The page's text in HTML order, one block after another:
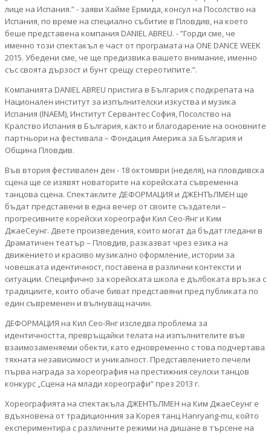
лице на Испания.” - заяви Хайме Ермида, консул на Посолство на
Испания, по време на специално събитие в Пловдив, на което
беше представена компания DANIEL ABREU. - ”Горди сме, че
именно този спектакъл е част от програмата на ONE DANCE WEEK
2015. Убедени сме, че ще предизвика вашето внимание, именно
със своята дързост и бунт срещу стереотипите.”.
Компанията DANIEL ABREU пристига в България с подкрепата на
Национален институт за изпълнителски изкуства и музика
Испания (INAEM), Институт Сервантес София, Посолство на
Кралство Испания в България, както и благодарение на основните
партньори на фестивала – Фондация Америка за България и
Община Пловдив.
Във втория фестивален ден - 18 октомври (неделя), на пловдивска
сцена ще се изявят новаторите на корейската съвременна
танцова сцена. Спектаклите ДЕФОРМАЦИЯ и ДЖЕНТЪЛМЕН ще
бъдат представени в една вечер от своите създатели –
прогресивните корейски хореографи Кил Сео-Янг и Ким
ДжаеСеунг. Двете произведения, които могат да бъдат гледани в
Драматичен театър – Пловдив, разказват чрез езика на
движението и красиво музикално оформление, истории за
човешката идентичност, поставена в различни контексти и
ситуации. Специфично за корейската школа е дълбоката връзка с
традициите, които обаче биват представяни пред публиката по
един съвременен и вълнуващ начин.
ДЕФОРМАЦИЯ на Кил Сео-Янг изследва проблема за
идентичността, превръщайки телата на изпълнителите във
взаимозаменяеми обекти, като едновременно с това подчертава
тяхната независимост и уникалност. Представлението печели
първа награда за хореография на престижния сеулски танцов
конкурс „Сцена на млади хореографи“ през 2013 г.
Хореографията на спектакъла ДЖЕНТЪЛМЕН на Ким ДжаеСеунг е
вдъхновена от традиционния за Корея танц Hanryang-mu, който
експериментира с различните режими на дишане в търсене на